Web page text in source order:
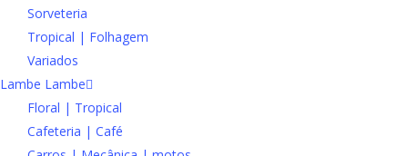
Sorveteria
Tropical | Folhagem
Variados
Lambe Lambe
Floral | Tropical
Cafeteria | Café